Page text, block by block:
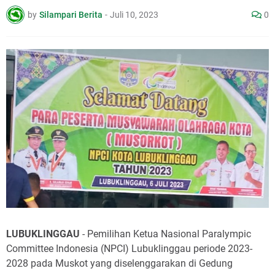
by Silampari Berita - Juli 10, 2023 0
LUBUKLINGGAU - Pemilihan Ketua Nasional Paralympic
Committee Indonesia (NPCI) Lubuklinggau periode 2023-
2028 pada Muskot yang diselenggarakan di Gedung